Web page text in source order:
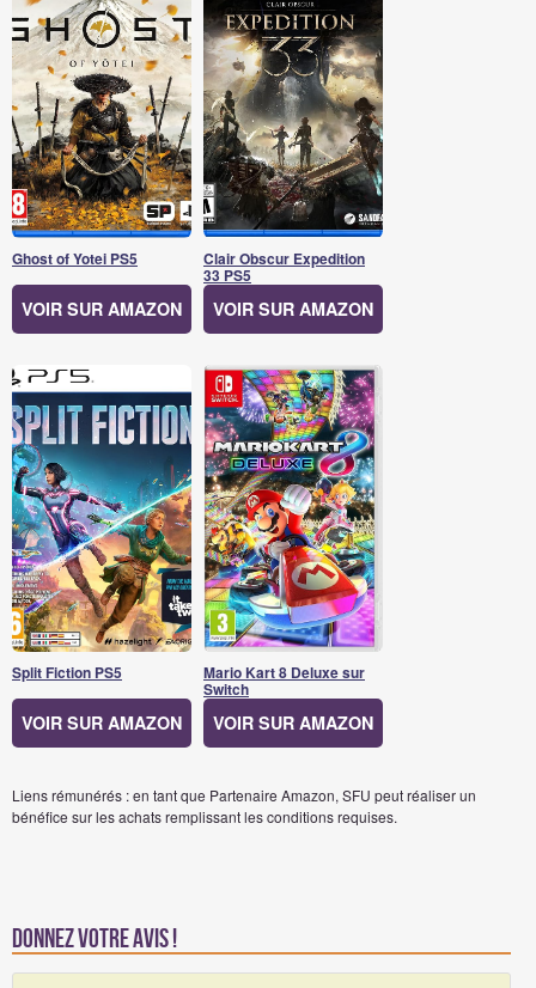
Ghost of Yotei PS5
VOIR SUR AMAZON
Clair Obscur Expedition
33 PS5
VOIR SUR AMAZON
Split Fiction PS5
VOIR SUR AMAZON
Mario Kart 8 Deluxe sur
Switch
VOIR SUR AMAZON
Liens rémunérés : en tant que Partenaire Amazon, SFU peut réaliser un
bénéfice sur les achats remplissant les conditions requises.
Donnez votre avis !